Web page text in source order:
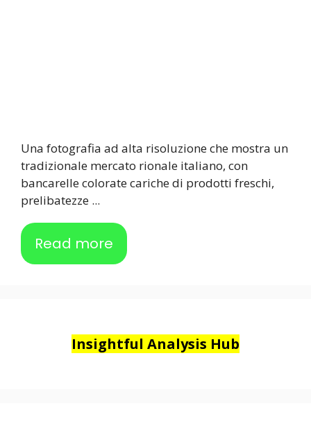
Una fotografia ad alta risoluzione che mostra un
tradizionale mercato rionale italiano, con
bancarelle colorate cariche di prodotti freschi,
prelibatezze ...
Read more
Insightful Analysis Hub